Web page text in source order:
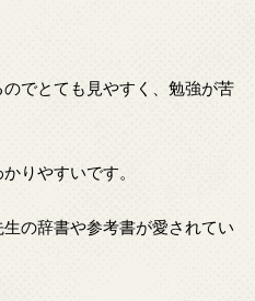
でとても見やすく、勉強が苦
りやすいです。
の辞書や参考書が愛されてい